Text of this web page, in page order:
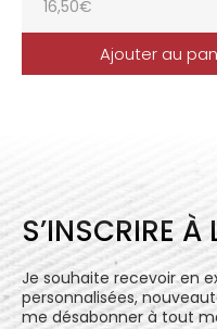
16,50€
Ajouter au
S’INSCRIRE À
Je souhaite recevoir en
personnalisées,
me désabonner à tout